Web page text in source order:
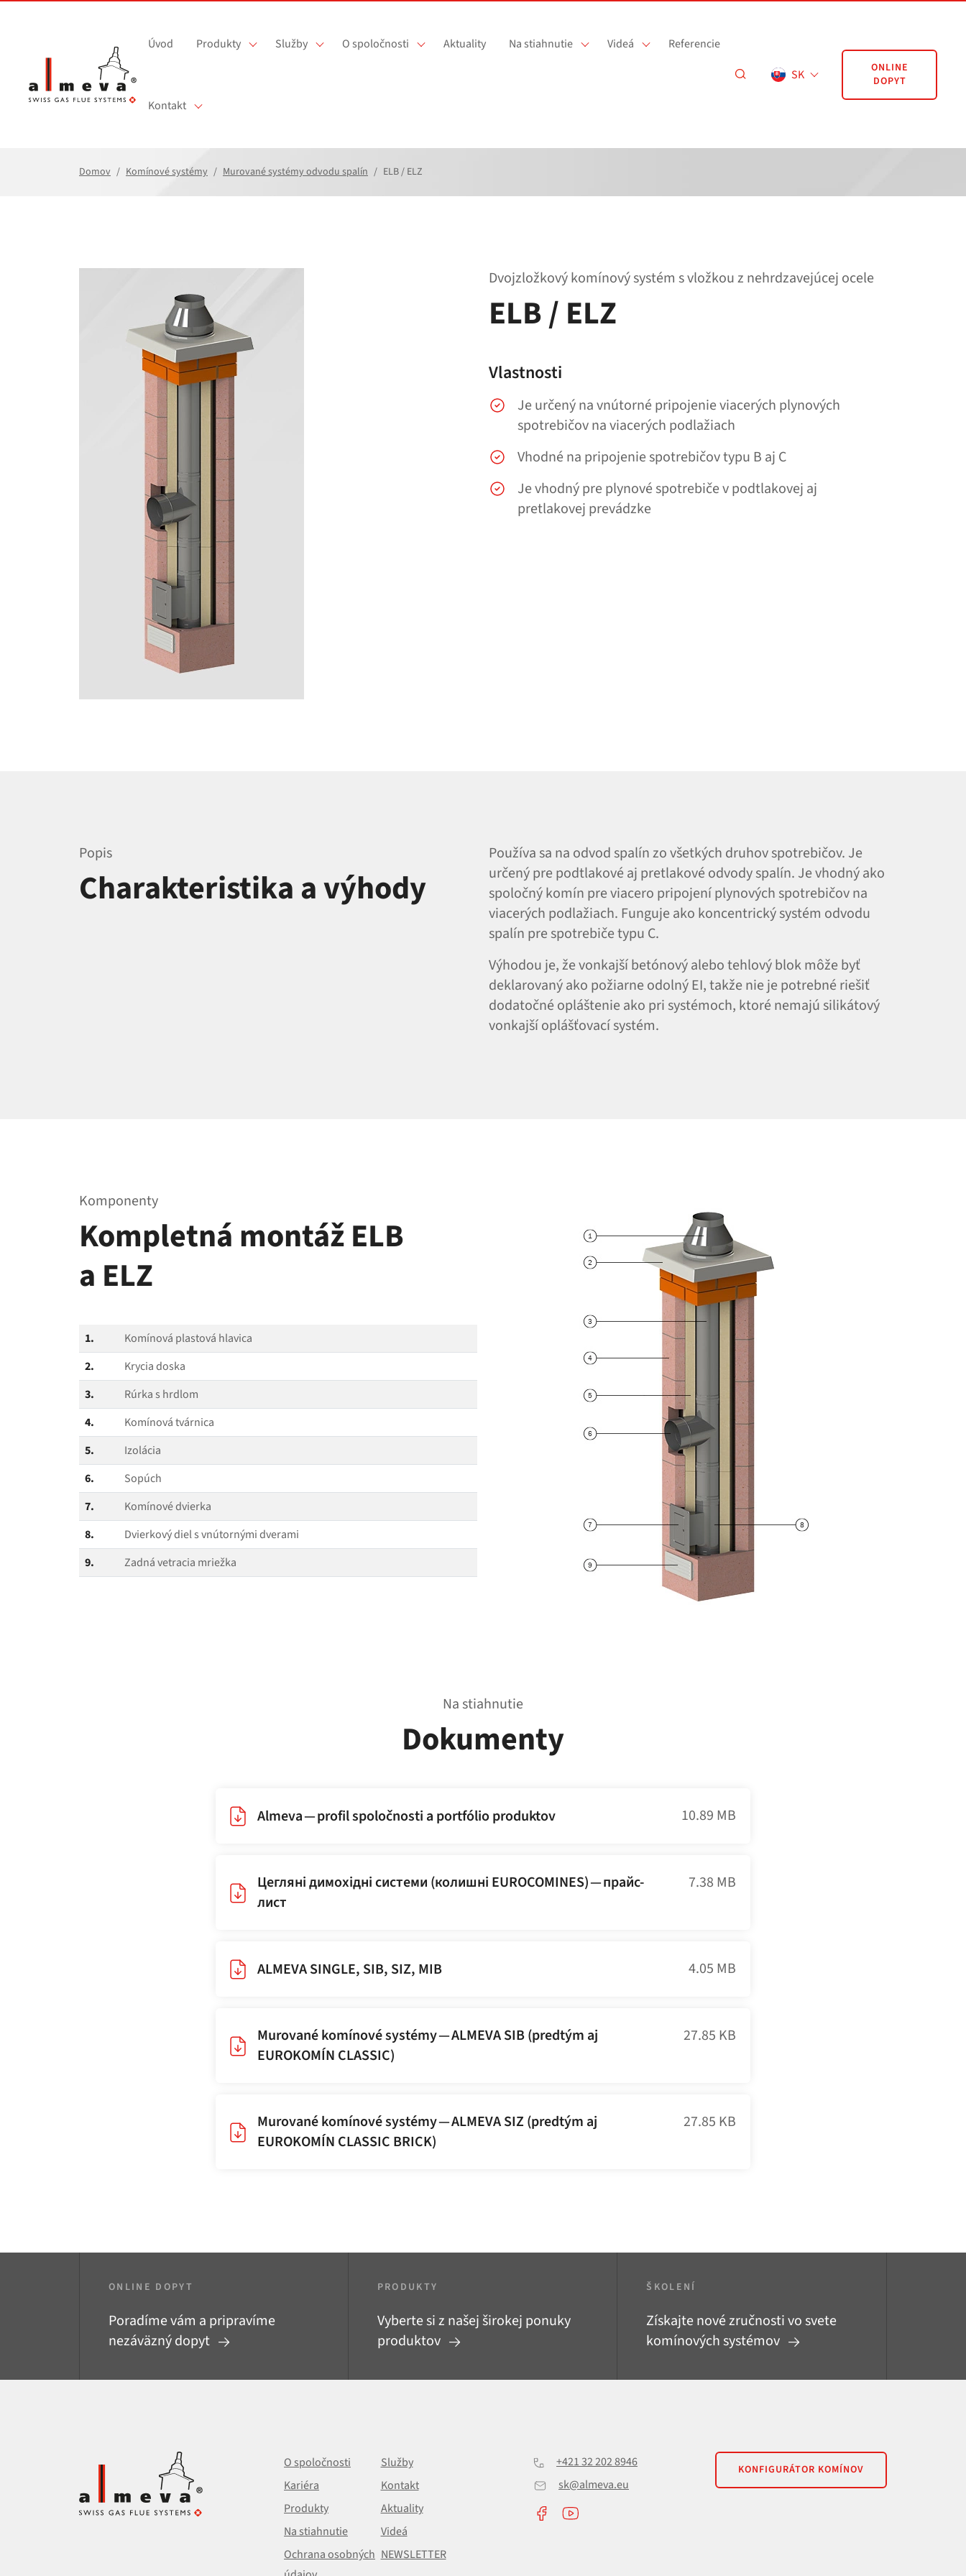
Úvod Produkty Služby O spoločnosti Aktuality Na stiahnutie Videá Referencie
Kontakt
SK
ONLINE
DOPYT
Domov Komínové systémy Murované systémy odvodu spalín ELB / ELZ
Dvojzložkový komínový systém s vložkou z nehrdzavejúcej ocele
ELB / ELZ
Vlastnosti
Je určený na vnútorné pripojenie viacerých plynových
spotrebičov na viacerých podlažiach
Vhodné na pripojenie spotrebičov typu B aj C
Je vhodný pre plynové spotrebiče v podtlakovej aj
pretlakovej prevádzke
Popis
Charakteristika a výhody
Používa sa na odvod spalín zo všetkých druhov spotrebičov. Je
určený pre podtlakové aj pretlakové odvody spalín. Je vhodný ako
spoločný komín pre viacero pripojení plynových spotrebičov na
viacerých podlažiach. Funguje ako koncentrický systém odvodu
spalín pre spotrebiče typu C.
Výhodou je, že vonkajší betónový alebo tehlový blok môže byť
deklarovaný ako požiarne odolný EI, takže nie je potrebné riešiť
dodatočné opláštenie ako pri systémoch, ktoré nemajú silikátový
vonkajší oplášťovací systém.
Komponenty
Kompletná montáž ELB
a ELZ
1.
Komínová plastová hlavica
2.
Krycia doska
3.
Rúrka s hrdlom
4.
Komínová tvárnica
5.
Izolácia
6.
Sopúch
7.
Komínové dvierka
8.
Dvierkový diel s vnútornými dverami
9.
Zadná vetracia mriežka
Na stiahnutie
Dokumenty
Almeva — profil spoločnosti a portfólio produktov 10.89 MB
Цегляні димохідні системи (колишні EUROCOMINES) — прайс-
лист
7.38 MB
ALMEVA SINGLE, SIB, SIZ, MIB 4.05 MB
Murované komínové systémy — ALMEVA SIB (predtým aj
EUROKOMÍN CLASSIC)
27.85 KB
Murované komínové systémy — ALMEVA SIZ (predtým aj
EUROKOMÍN CLASSIC BRICK)
27.85 KB
ONLINE DOPYT
Poradíme vám a pripravíme
nezáväzný dopyt
PRODUKTY
Vyberte si z našej širokej ponuky
produktov
ŠKOLENÍ
Získajte nové zručnosti vo svete
komínových systémov
O spoločnosti
Služby
Kariéra
Kontakt
Produkty
Aktuality
Na stiahnutie
Videá
Ochrana osobných NEWSLETTER
+421 32 202 8946
sk@almeva.eu
KONFIGURÁTOR KOMÍNOV